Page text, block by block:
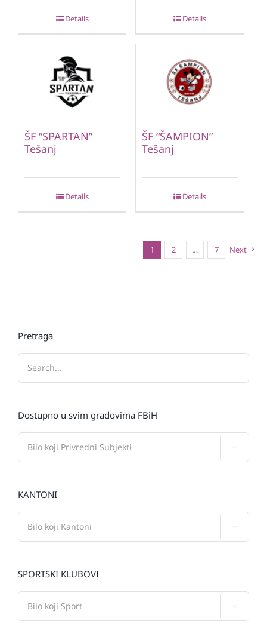
Details Details
ŠF “SPARTAN”
Tešanj
Details
ŠF “ŠAMPION”
Tešanj
Details
1 2 … 7 Next
Pretraga
Dostupno u svim gradovima FBiH
KANTONI
SPORTSKI KLUBOVI